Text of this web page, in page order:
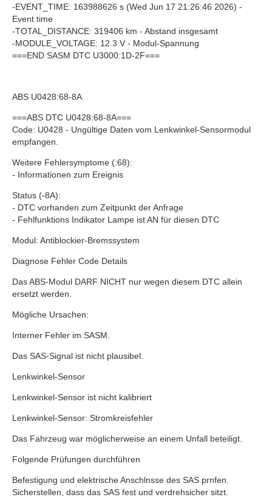
-EVENT_TIME: 163988626 s (Wed Jun 17 21:26:46 2026) -
Event time
-TOTAL_DISTANCE: 319406 km - Abstand insgesamt
-MODULE_VOLTAGE: 12.3 V - Modul-Spannung
===END SASM DTC U3000:1D-2F===
ABS U0428:68-8A
===ABS DTC U0428:68-8A===
Code: U0428 - Ungültige Daten vom Lenkwinkel-Sensormodul
empfangen.
Weitere Fehlersymptome (:68):
- Informationen zum Ereignis
Status (-8A):
- DTC vorhanden zum Zeitpunkt der Anfrage
- Fehlfunktions Indikator Lampe ist AN für diesen DTC
Modul: Antiblockier-Bremssystem
Diagnose Fehler Code Details
Das ABS-Modul DARF NICHT nur wegen diesem DTC allein
ersetzt werden.
Mögliche Ursachen:
Interner Fehler im SASM.
Das SAS-Signal ist nicht plausibel.
Lenkwinkel-Sensor
Lenkwinkel-Sensor ist nicht kalibriert
Lenkwinkel-Sensor: Stromkreisfehler
Das Fahrzeug war möglicherweise an einem Unfall beteiligt.
Folgende Prüfungen durchführen
Befestigung und elektrische Anschlnsse des SAS prnfen.
Sicherstellen, dass das SAS fest und verdrehsicher sitzt.